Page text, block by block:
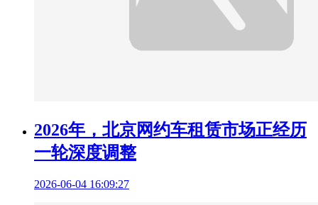
2026年，北京网约车租赁市场正经历
一轮深度调整
2026-06-04 16:09:27